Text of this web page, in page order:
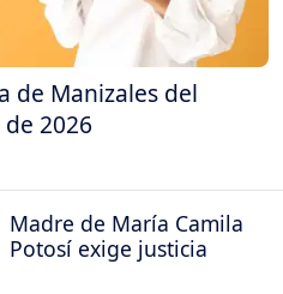
de Manizales del
2026
Madre de María Camila
Potosí exige justicia